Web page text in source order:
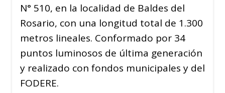
N° 510, en la localidad de Baldes del
Rosario, con una longitud total de 1.300
metros lineales. Conformado por 34
puntos luminosos de última generación
y realizado con fondos municipales y del
FODERE.